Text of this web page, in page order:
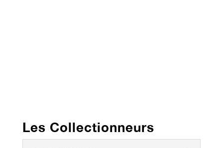
Les Collectionneurs